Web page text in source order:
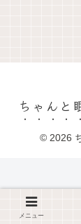
ちゃんと
© 2026
メニュー